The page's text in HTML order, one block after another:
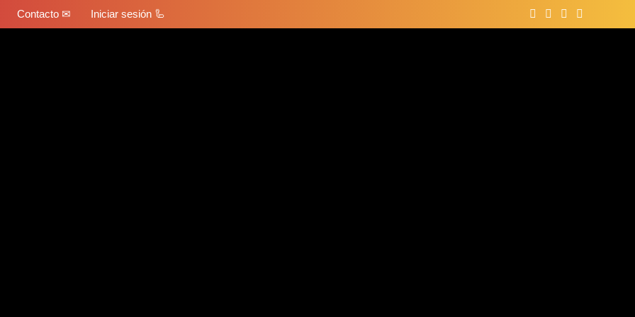
Contacto ✉ Iniciar sesión 🦾